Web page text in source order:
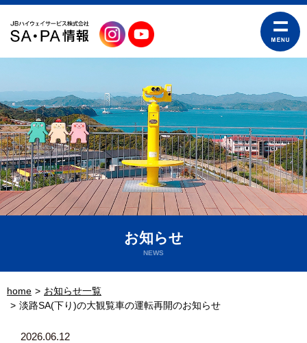
お知らせ
NEWS
home
お知らせ一覧
淡路SA(下り)の大観覧車の運転再開のお知らせ
2026.06.12